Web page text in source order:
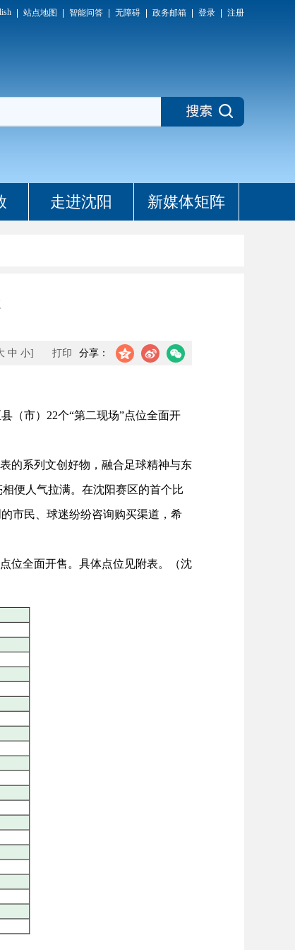
站点地图 智能问答 无障碍 政务邮箱 登录 注册
走进沈阳 新媒体矩阵
分享：
中 小] 打印
（市）22个“第二现场”点位全面开
的系列文创好物，融合足球精神与东
便人气拉满。在沈阳赛区的首个比
市民、球迷纷纷咨询购买渠道，希
位全面开售。具体点位见附表。（沈